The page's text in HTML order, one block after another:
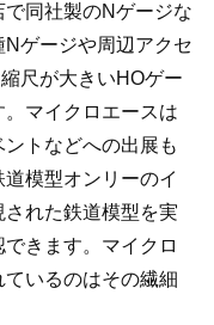
同社製のNゲージな
ゲージや周辺アクセ
尺が大きいHOゲー
マイクロエースは
トなどへの出展も
模型オンリーのイ
れた鉄道模型を実
きます。マイクロ
いるのはその繊細